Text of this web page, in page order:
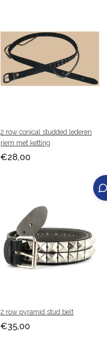
2 row conical studded lederen
riem met ketting
€28,00
2 row pyramid stud belt
€35,00